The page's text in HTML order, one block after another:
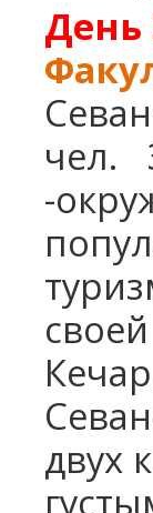
День
чел.
-
двух